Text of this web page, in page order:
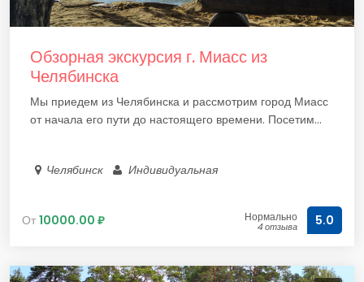
Обзорная экскурсия г. Миасс из
Челябинска
Мы приедем из Челябинска и рассмотрим город Миасс
от начала его пути до настоящего времени. Посетим...
Челябинск Индивидуальная
От 10000.00 ₽ Нормально
4 отзыва 5.0